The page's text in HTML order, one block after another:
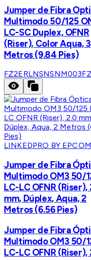
Jumper de Fibra
Multimodo 50/125
LC-SC Duplex, OFNR
(Riser), Color Aqua, 3
Metros (9.84 Pies)
FZ2ERLNSNSNM003
LINKEDPRO BY EPCOM
Jumper de Fibra
Multimodo OM3 50/
LC-LC OFNR (Riser),
mm, Dúplex, Aqua, 2
Metros (6.56 Pies)
Jumper de Fibra
Multimodo OM3 50/
LC-LC OFNR (Riser),